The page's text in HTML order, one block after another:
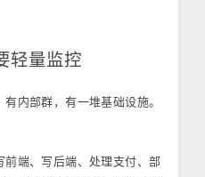
轻量监控
内部群，有一堆基础设施。
端、写后端、处理支付、部